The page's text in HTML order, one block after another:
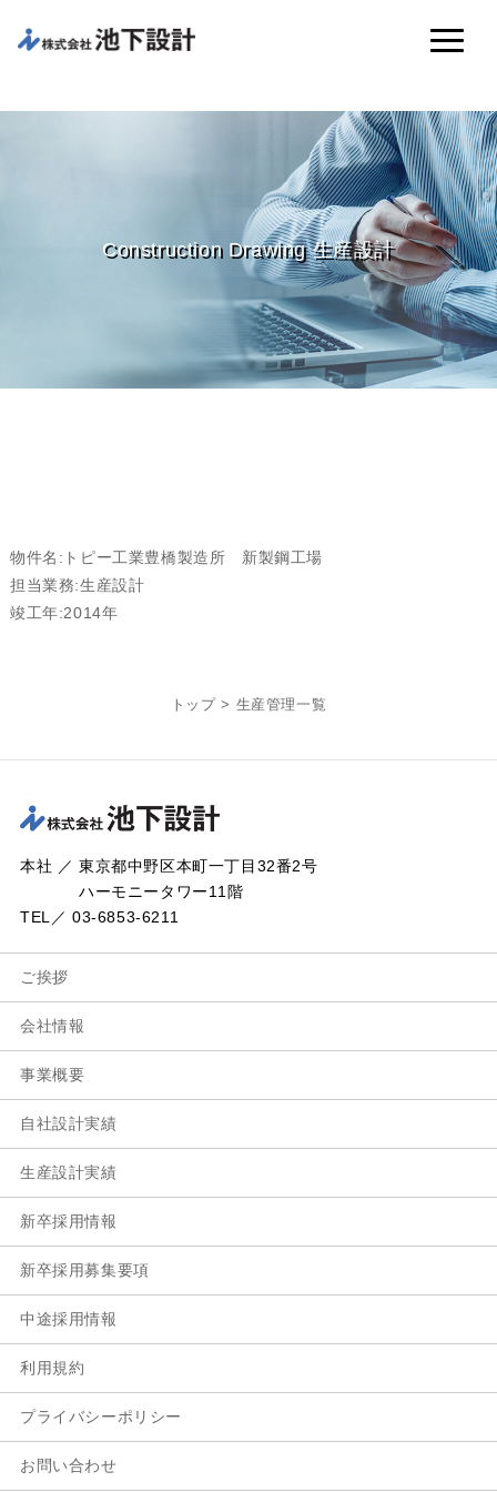
Construction Drawing 生産設計
物件名:トピー工業豊橋製造所 新製鋼工場
担当業務:生産設計
竣工年:2014年
トップ > 生産管理一覧
本社 ／ 東京都中野区本町一丁目32番2号
ハーモニータワー11階
TEL／ 03-6853-6211
ご挨拶
会社情報
事業概要
自社設計実績
生産設計実績
新卒採用情報
新卒採用募集要項
中途採用情報
利用規約
プライバシーポリシー
お問い合わせ